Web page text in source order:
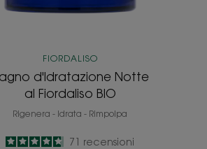
FIORDALISO
d'Idratazione Notte
al Fiordaliso BIO
Rigenera - Idrata - Rimpolpa
4.7
/
5
71 recensioni